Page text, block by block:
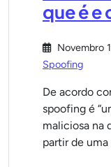
que é e
Novembro
Spoofing
De acordo
spoofing é
maliciosa na
partir de